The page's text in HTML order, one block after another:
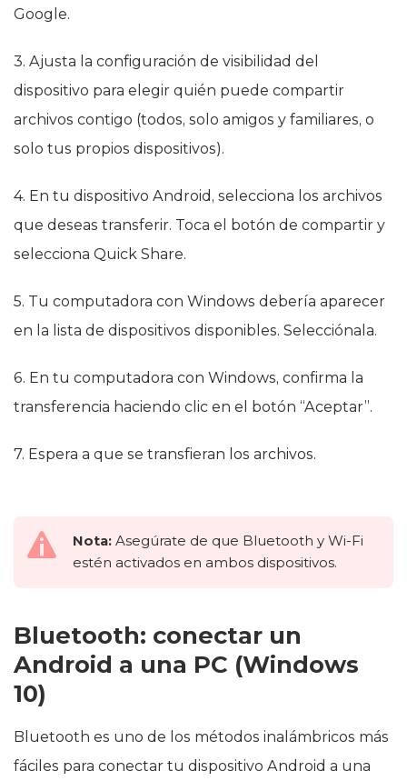
Google.
3. Ajusta la configuración de visibilidad del
dispositivo para elegir quién puede compartir
archivos contigo (todos, solo amigos y familiares, o
solo tus propios dispositivos).
4. En tu dispositivo Android, selecciona los archivos
que deseas transferir. Toca el botón de compartir y
selecciona Quick Share.
5. Tu computadora con Windows debería aparecer
en la lista de dispositivos disponibles. Selecciónala.
6. En tu computadora con Windows, confirma la
transferencia haciendo clic en el botón “Aceptar”.
7. Espera a que se transfieran los archivos.
Nota: Asegúrate de que Bluetooth y Wi-Fi
estén activados en ambos dispositivos.
Bluetooth: conectar un
Android a una PC (Windows
10)
Bluetooth es uno de los métodos inalámbricos más
fáciles para conectar tu dispositivo Android a una